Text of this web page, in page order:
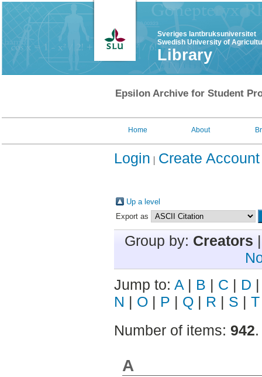
Sveriges lantbruksuniversitet
Swedish University of
Library
Epsilon Archive for Student
Home About
Login Create Account
Up a level
Export as
Group by: Creators
Jump to: A | B | C | D
N | O | P | Q | R | S | T
Number of items: 942.
A